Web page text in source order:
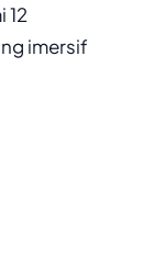
12
imersif